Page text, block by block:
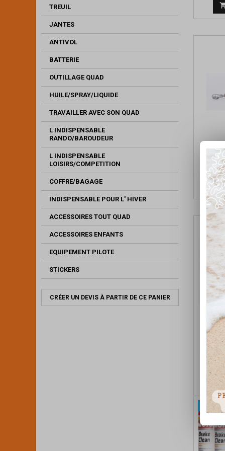
TREUIL
JANTES
ANTIVOL
BATTERIE
OUTILLAGE QUAD
HUILE/SPRAY/LIQUIDE
TRAVAILLER AVEC SON QUAD
L INDISPENSABLE
RANDO/BAROUDEUR
L INDISPENSABLE
LOISIRS/COMPETITION
COFFRE/BAGAGE
INDISPENSABLE POUR L' HIVER
ACCESSOIRES TOUT QUAD
ACCESSOIRES ENFANTS
EQUIPEMENT PILOTE
STICKERS
CRÉER UN DEVIS À PARTIR DE CE PANIER
Bleu